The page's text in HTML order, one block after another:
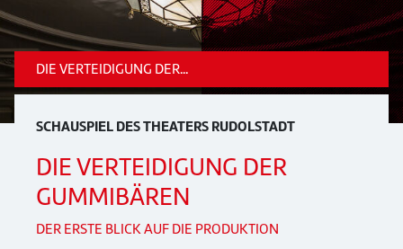
DIE VERTEIDIGUNG DER...
SCHAUSPIEL DES THEATERS RUDOLSTADT
DIE VERTEIDIGUNG DER
GUMMIBÄREN
DER ERSTE BLICK AUF DIE PRODUKTION